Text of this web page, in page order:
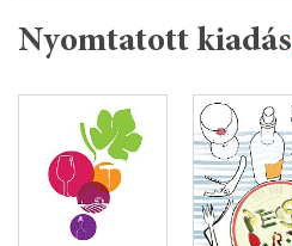
Nyomtatott kiadás